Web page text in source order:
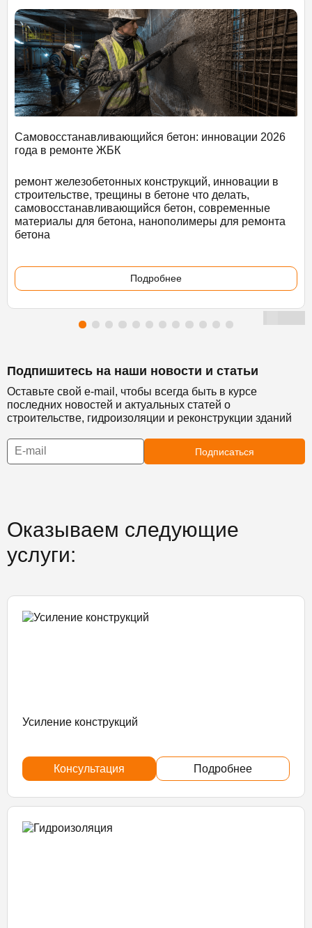
Самовосстанавливающийся бетон: инновации 2026
года в ремонте ЖБК
ремонт железобетонных конструкций, инновации в
строительстве, трещины в бетоне что делать,
самовосстанавливающийся бетон, современные
материалы для бетона, нанополимеры для ремонта
бетона
Подробнее
Подпишитесь на наши новости и статьи
Оставьте свой e-mail, чтобы всегда быть в курсе
последних новостей и актуальных статей о
строительстве, гидроизоляции и реконструкции зданий
Подписаться
Оказываем следующие
услуги:
Усиление конструкций
Консультация Подробнее